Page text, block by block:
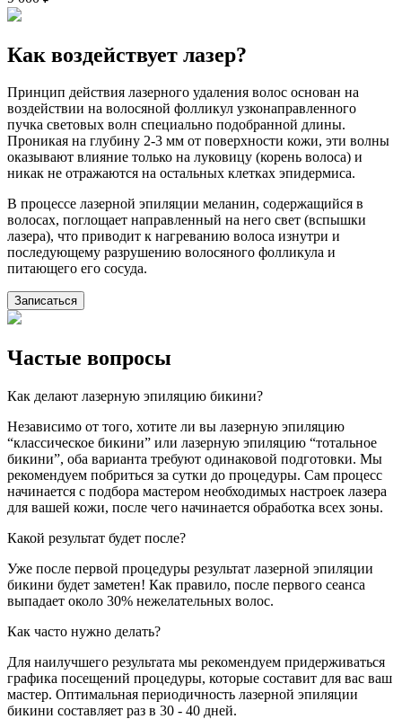
Как воздействует лазер?
Принцип действия лазерного удаления волос основан на
воздействии на волосяной фолликул узконаправленного
пучка световых волн специально подобранной длины.
Проникая на глубину 2-3 мм от поверхности кожи, эти волны
оказывают влияние только на луковицу (корень волоса) и
никак не отражаются на остальных клетках эпидермиса.
В процессе лазерной эпиляции меланин, содержащийся в
волосах, поглощает направленный на него свет (вспышки
лазера), что приводит к нагреванию волоса изнутри и
последующему разрушению волосяного фолликула и
питающего его сосуда.
Записаться
Частые вопросы
Как делают лазерную эпиляцию бикини?
Независимо от того, хотите ли вы лазерную эпиляцию
“классическое бикини” или лазерную эпиляцию “тотальное
бикини”, оба варианта требуют одинаковой подготовки. Мы
рекомендуем побриться за сутки до процедуры. Сам процесс
начинается с подбора мастером необходимых настроек лазера
для вашей кожи, после чего начинается обработка всех зоны.
Какой результат будет после?
Уже после первой процедуры результат лазерной эпиляции
бикини будет заметен! Как правило, после первого сеанса
выпадает около 30% нежелательных волос.
Как часто нужно делать?
Для наилучшего результата мы рекомендуем придерживаться
графика посещений процедуры, которые составит для вас ваш
мастер. Оптимальная периодичность лазерной эпиляции
бикини составляет раз в 30 - 40 дней.